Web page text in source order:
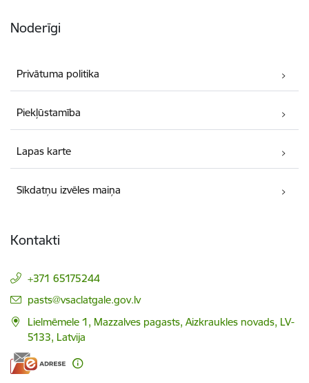
Noderīgi
Privātuma politika
Piekļūstamība
Lapas karte
Sīkdatņu izvēles maiņa
Kontakti
+371 65175244
E-pasts:
pasts@vsaclatgale.gov.lv
Lielmēmele 1, Mazzalves pagasts, Aizkraukles novads, LV-
5133, Latvija